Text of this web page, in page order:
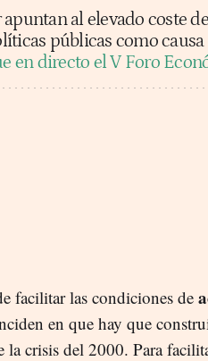
al elevado coste
públicas como
en directo el V Foro
facilitar las condiciones de
en que hay que
crisis del 2000. Para